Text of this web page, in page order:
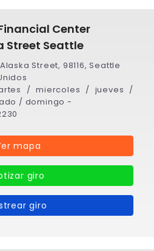
Center
Street Seattle
Street, 98116, Seattle
/ miercoles / jueves /
/ domingo -
mapa
giro
giro